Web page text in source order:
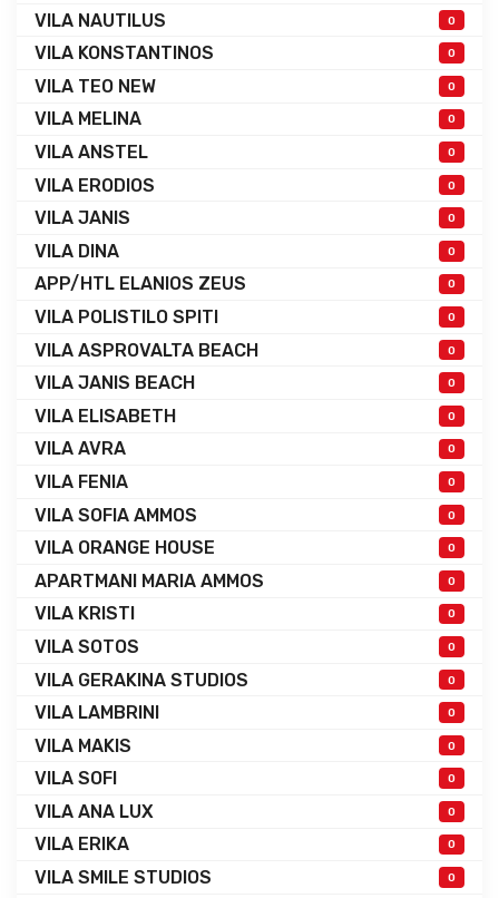
VILA NAUTILUS 0
VILA KONSTANTINOS 0
VILA TEO NEW 0
VILA MELINA 0
VILA ANSTEL 0
VILA ERODIOS 0
VILA JANIS 0
VILA DINA 0
APP/HTL ELANIOS ZEUS 0
VILA POLISTILO SPITI 0
VILA ASPROVALTA BEACH 0
VILA JANIS BEACH 0
VILA ELISABETH 0
VILA AVRA 0
VILA FENIA 0
VILA SOFIA AMMOS 0
VILA ORANGE HOUSE 0
APARTMANI MARIA AMMOS 0
VILA KRISTI 0
VILA SOTOS 0
VILA GERAKINA STUDIOS 0
VILA LAMBRINI 0
VILA MAKIS 0
VILA SOFI 0
VILA ANA LUX 0
VILA ERIKA 0
VILA SMILE STUDIOS 0